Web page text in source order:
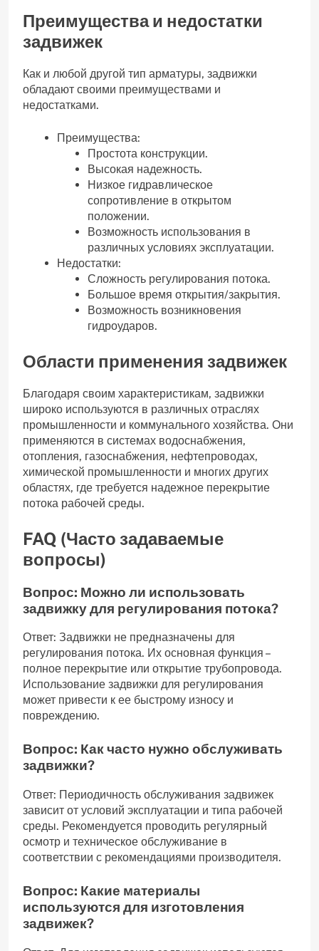
Преимущества и недостатки
задвижек
Как и любой другой тип арматуры‚ задвижки
обладают своими преимуществами и
недостатками.
Преимущества:
Простота конструкции.
Высокая надежность.
Низкое гидравлическое
сопротивление в открытом
положении.
Возможность использования в
различных условиях эксплуатации.
Недостатки:
Сложность регулирования потока.
Большое время открытия/закрытия.
Возможность возникновения
гидроударов.
Области применения задвижек
Благодаря своим характеристикам‚ задвижки
широко используются в различных отраслях
промышленности и коммунального хозяйства. Они
применяются в системах водоснабжения‚
отопления‚ газоснабжения‚ нефтепроводах‚
химической промышленности и многих других
областях‚ где требуется надежное перекрытие
потока рабочей среды.
FAQ (Часто задаваемые
вопросы)
Вопрос: Можно ли использовать
задвижку для регулирования потока?
Ответ: Задвижки не предназначены для
регулирования потока. Их основная функция –
полное перекрытие или открытие трубопровода.
Использование задвижки для регулирования
может привести к ее быстрому износу и
повреждению.
Вопрос: Как часто нужно обслуживать
задвижки?
Ответ: Периодичность обслуживания задвижек
зависит от условий эксплуатации и типа рабочей
среды. Рекомендуется проводить регулярный
осмотр и техническое обслуживание в
соответствии с рекомендациями производителя.
Вопрос: Какие материалы
используются для изготовления
задвижек?